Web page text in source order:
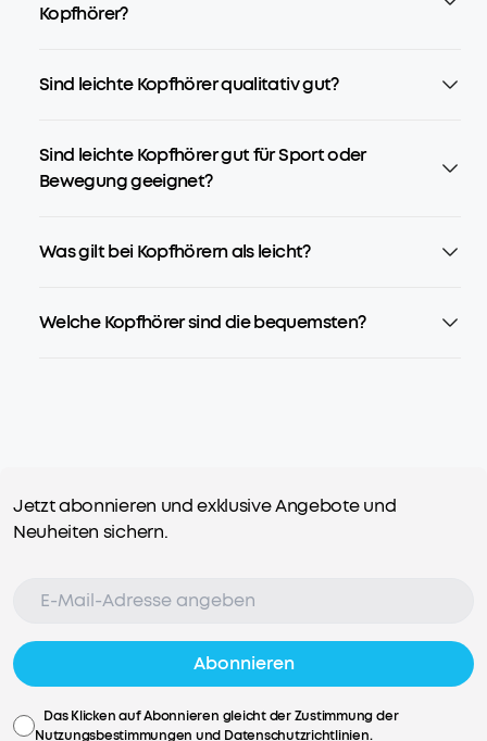
Kopfhörer?
Sind leichte Kopfhörer qualitativ gut?
Sind leichte Kopfhörer gut für Sport oder
Bewegung geeignet?
Was gilt bei Kopfhörern als leicht?
Welche Kopfhörer sind die bequemsten?
Jetzt abonnieren und exklusive Angebote und
Neuheiten sichern.
Abonnieren
Das Klicken auf Abonnieren gleicht der Zustimmung der
Nutzungsbestimmungen und Datenschutzrichtlinien.